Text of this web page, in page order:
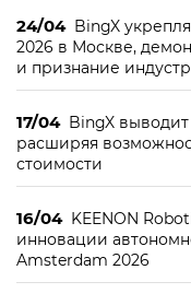
24/04 BingX
2026 в Москве,
и признание
17/04 BingX выводит
расширяя
стоимости
16/04 KEENON
инновации
Amsterdam 2026